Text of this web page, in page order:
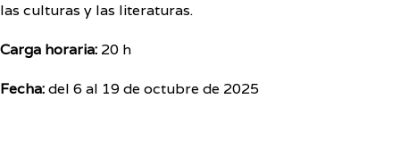
las culturas y las literaturas.
Carga horaria: 20 h
Fecha:del 6 al 19 de octubre de 2025